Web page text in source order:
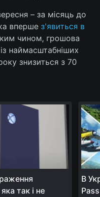
– за місяць до
вперше з'явиться в
чином, грошова
наймасштабніших
знизиться з 70
так і не
В